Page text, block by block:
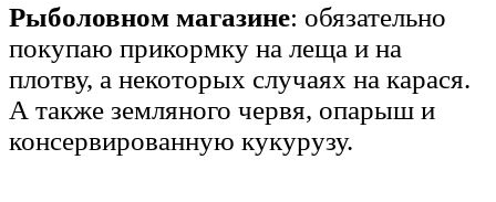
Рыболовном магазине: обязательно
покупаю прикормку на леща и на
плотву, а некоторых случаях на карася.
А также земляного червя, опарыш и
консервированную кукурузу.